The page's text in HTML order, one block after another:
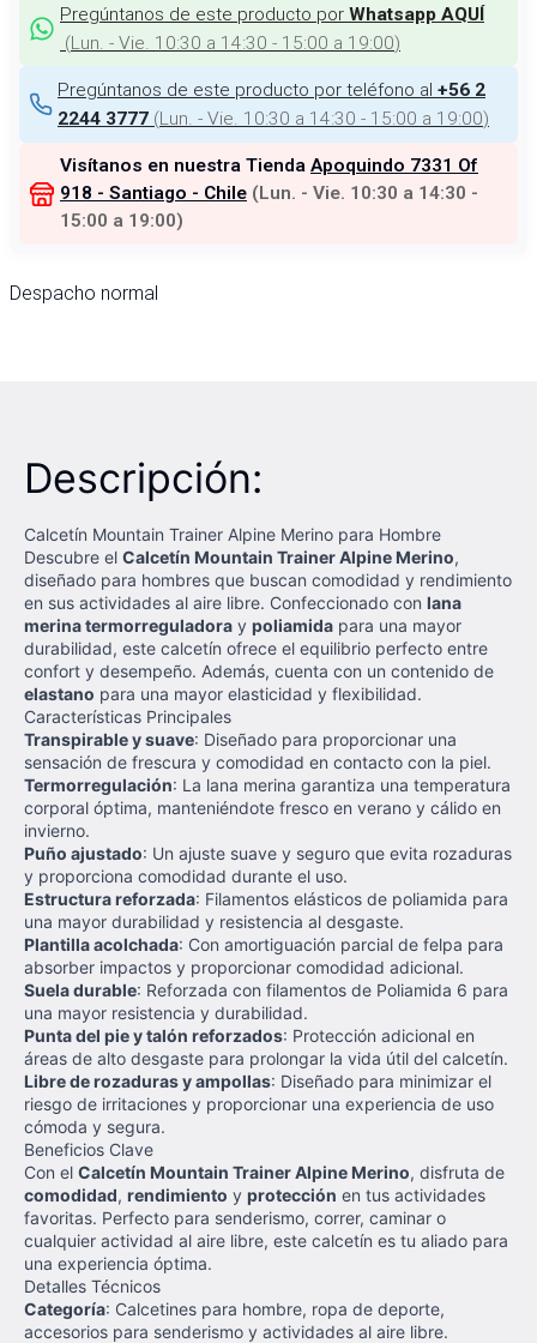
Pregúntanos de este producto por Whatsapp AQUÍ
(Lun. - Vie. 10:30 a 14:30 - 15:00 a 19:00)
Pregúntanos de este producto por teléfono al +56 2
2244 3777 (Lun. - Vie. 10:30 a 14:30 - 15:00 a 19:00)
Visítanos en nuestra Tienda Apoquindo 7331 Of
918 - Santiago - Chile (Lun. - Vie. 10:30 a 14:30 -
15:00 a 19:00)
Despacho normal
Descripción:
Calcetín Mountain Trainer Alpine Merino para Hombre
Descubre el Calcetín Mountain Trainer Alpine Merino,
diseñado para hombres que buscan comodidad y rendimiento
en sus actividades al aire libre. Confeccionado con lana
merina termorreguladora y poliamida para una mayor
durabilidad, este calcetín ofrece el equilibrio perfecto entre
confort y desempeño. Además, cuenta con un contenido de
elastano para una mayor elasticidad y flexibilidad.
Características Principales
Transpirable y suave: Diseñado para proporcionar una
sensación de frescura y comodidad en contacto con la piel.
Termorregulación: La lana merina garantiza una temperatura
corporal óptima, manteniéndote fresco en verano y cálido en
invierno.
Puño ajustado: Un ajuste suave y seguro que evita rozaduras
y proporciona comodidad durante el uso.
Estructura reforzada: Filamentos elásticos de poliamida para
una mayor durabilidad y resistencia al desgaste.
Plantilla acolchada: Con amortiguación parcial de felpa para
absorber impactos y proporcionar comodidad adicional.
Suela durable: Reforzada con filamentos de Poliamida 6 para
una mayor resistencia y durabilidad.
Punta del pie y talón reforzados: Protección adicional en
áreas de alto desgaste para prolongar la vida útil del calcetín.
Libre de rozaduras y ampollas: Diseñado para minimizar el
riesgo de irritaciones y proporcionar una experiencia de uso
cómoda y segura.
Beneficios Clave
Con el Calcetín Mountain Trainer Alpine Merino, disfruta de
comodidad, rendimiento y protección en tus actividades
favoritas. Perfecto para senderismo, correr, caminar o
cualquier actividad al aire libre, este calcetín es tu aliado para
una experiencia óptima.
Detalles Técnicos
Categoría: Calcetines para hombre, ropa de deporte,
accesorios para senderismo y actividades al aire libre.